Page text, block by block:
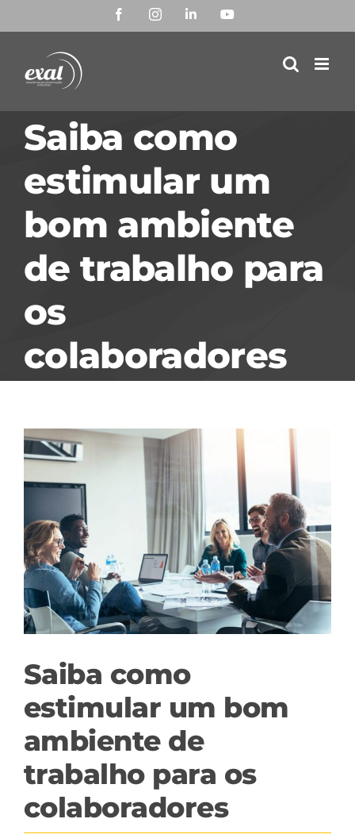
para
conteúdo
FacebookInstagramLinkedIn
Saiba como
estimular um
bom ambiente
de trabalho para
os
colaboradores
View
Larger
Image
Saiba como
estimular um bom
ambiente de
trabalho para os
colaboradores